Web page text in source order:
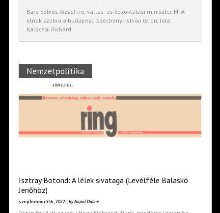
Báró Eötvös József író, vallás- és közoktatási miniszter, MTA-
elnök szobra a budapesti Széchenyi István téren, fotó:
Kalocsai Richárd
Nemzetpolitika
Isztray Botond: A lélek sivataga (Levélféle Balaskó
Jenőhöz)
szeptember 5th, 2022 | by Napút Online